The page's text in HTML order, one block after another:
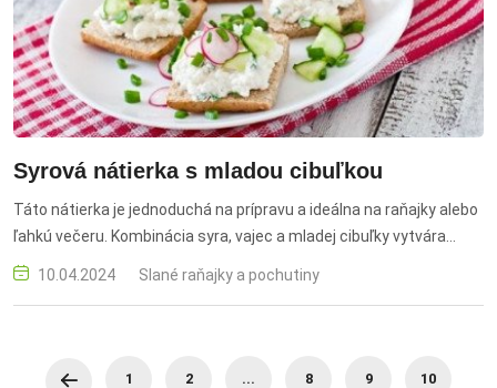
Syrová nátierka s mladou cibuľkou
Táto nátierka je jednoduchá na prípravu a ideálna na raňajky alebo
ľahkú večeru. Kombinácia syra, vajec a mladej cibuľky vytvára
lahodnú chuť, ktorú si obľúbi celá rodina. syrová nátierka, mladá
cibuľka, vajcia, maslo, horčica, predjedlo, raňajky
10.04.2024 Slané raňajky a pochutiny
1 2 ... 8 9 10